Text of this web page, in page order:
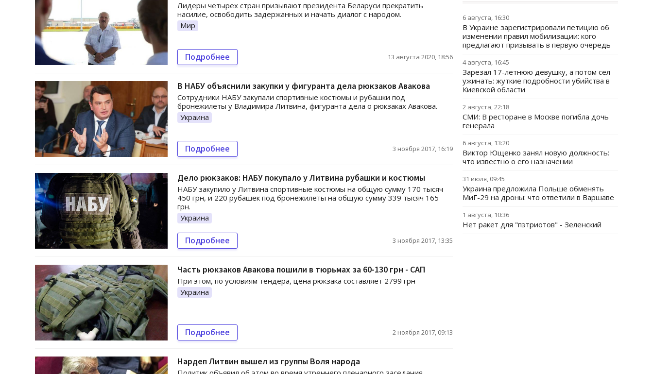
Лидеры четырех стран призывают президента Беларуси прекратить
насилие, освободить задержанных и начать диалог с народом.
Мир
Подробнее 13 августа 2020, 18:56
В НАБУ объяснили закупки у фигуранта дела рюкзаков Авакова
Сотрудники НАБУ закупали спортивные костюмы и рубашки под
бронежилеты у Владимира Литвина, фигуранта дела о рюкзаках Авакова.
Украина
Подробнее 3 ноября 2017, 16:19
Дело рюкзаков: НАБУ покупало у Литвина рубашки и костюмы
НАБУ закупило у Литвина спортивные костюмы на общую сумму 170 тысяч
450 грн, и 220 рубашек под бронежилеты на общую сумму 339 тысяч 165
грн.
Украина
Подробнее 3 ноября 2017, 13:35
Часть рюкзаков Авакова пошили в тюрьмах за 60-130 грн - САП
При этом, по условиям тендера, цена рюкзака составляет 2799 грн
Украина
Подробнее 2 ноября 2017, 09:13
Нардеп Литвин вышел из группы Воля народа
6 августа, 16:30
В Украине зарегистрировали петицию об
изменении правил мобилизации: кого
предлагают призывать в первую очередь
4 августа, 16:45
Зарезал 17-летнюю девушку, а потом сел
ужинать: жуткие подробности убийства в
Киевской области
2 августа, 22:18
СМИ: В ресторане в Москве погибла дочь
генерала
6 августа, 13:20
Виктор Ющенко занял новую должность:
что известно о его назначении
31 июля, 09:45
Украина предложила Польше обменять
МиГ-29 на дроны: что ответили в Варшаве
1 августа, 10:36
Нет ракет для "пэтриотов" - Зеленский